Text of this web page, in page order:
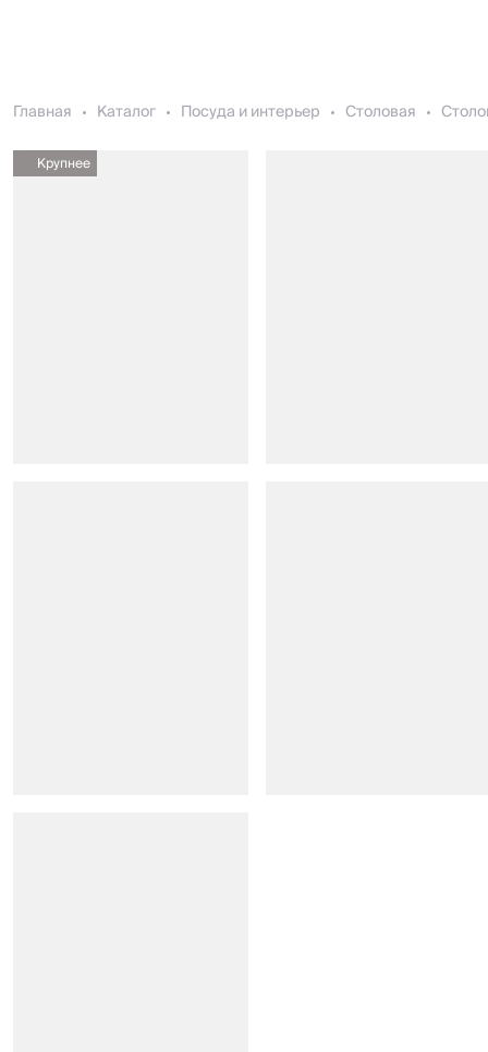
Главная Каталог Посуда и интерьер Столовая
Крупнее